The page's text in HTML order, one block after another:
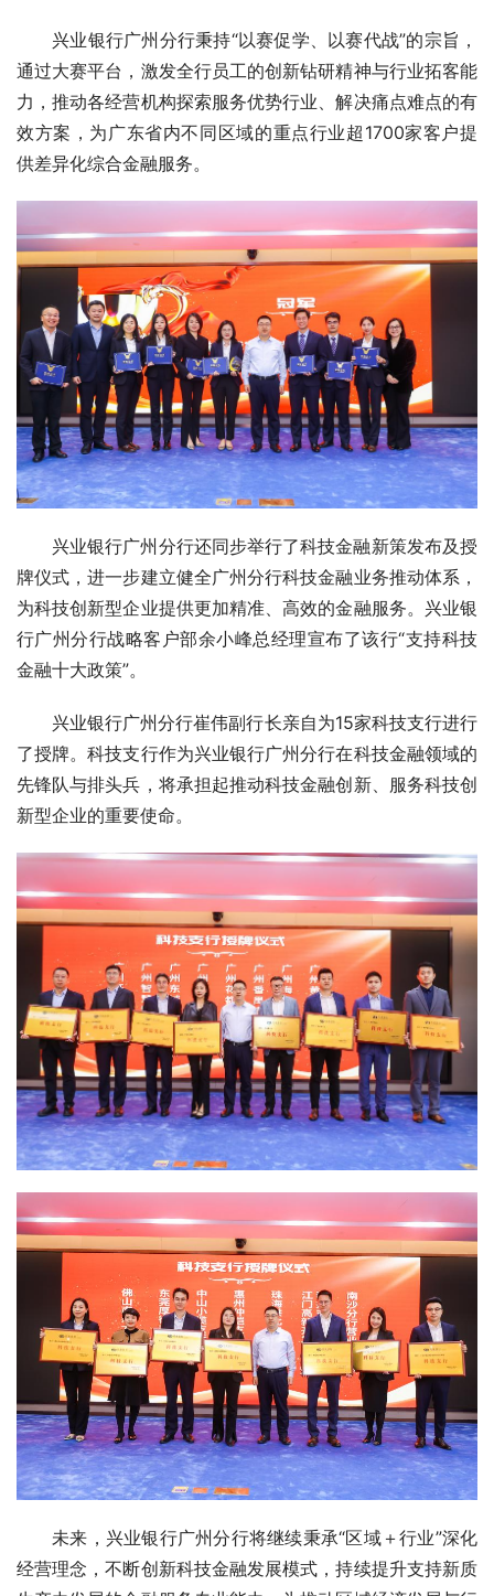
兴业银行广州分行秉持“以赛促学、以赛代战”的宗旨，
通过大赛平台，激发全行员工的创新钻研精神与行业拓客能
力，推动各经营机构探索服务优势行业、解决痛点难点的有
效方案，为广东省内不同区域的重点行业超1700家客户提
供差异化综合金融服务。
兴业银行广州分行还同步举行了科技金融新策发布及授
牌仪式，进一步建立健全广州分行科技金融业务推动体系，
为科技创新型企业提供更加精准、高效的金融服务。兴业银
行广州分行战略客户部余小峰总经理宣布了该行“支持科技
金融十大政策”。
兴业银行广州分行崔伟副行长亲自为15家科技支行进行
了授牌。科技支行作为兴业银行广州分行在科技金融领域的
先锋队与排头兵，将承担起推动科技金融创新、服务科技创
新型企业的重要使命。
未来，兴业银行广州分行将继续秉承“区域＋行业”深化
经营理念，不断创新科技金融发展模式，持续提升支持新质